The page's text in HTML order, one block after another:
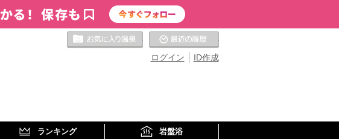
ID作成
ログイン
お気に入りの温泉
ランキング 岩盤浴